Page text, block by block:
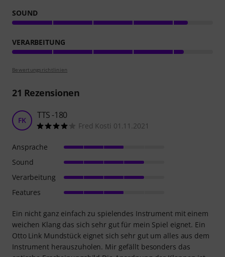
SOUND
VERARBEITUNG
Bewertungsrichtlinien
21 Rezensionen
FK TTS -180
Fred Kosti 01.11.2021
Ein nicht ganz einfach zu spielendes Instrument mit einem
weichen Klang das sich sehr gut für mein Spiel eignet. Ein
Otto Link Mundstück eignet sich sehr gut um alles aus dem
Instrument herauszuholen. Mir gefällt besonders das
Ansprache
Sound
Verarbeitung
Features